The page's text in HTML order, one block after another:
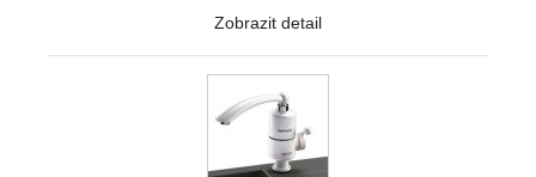
Zobrazit detail